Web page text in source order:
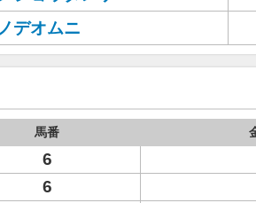
デオムニ
馬番
6
6